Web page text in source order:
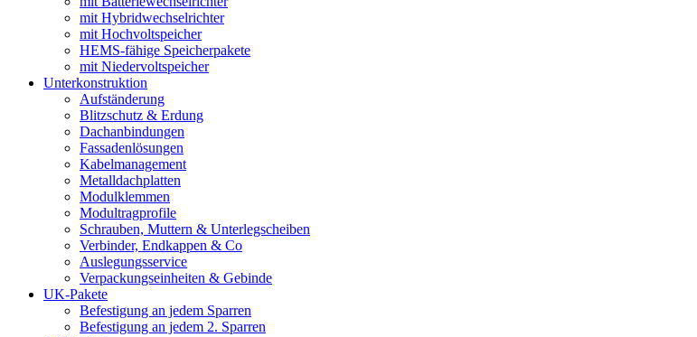
mit Hybridwechselrichter
mit Hochvoltspeicher
HEMS-fähige Speicherpakete
mit Niedervoltspeicher
Unterkonstruktion
Aufständerung
Blitzschutz & Erdung
Dachanbindungen
Fassadenlösungen
Kabelmanagement
Metalldachplatten
Modulklemmen
Modultragprofile
Schrauben, Muttern & Unterlegscheiben
Verbinder, Endkappen & Co
Auslegungsservice
Verpackungseinheiten & Gebinde
UK-Pakete
Befestigung an jedem Sparren
Befestigung an jedem 2. Sparren